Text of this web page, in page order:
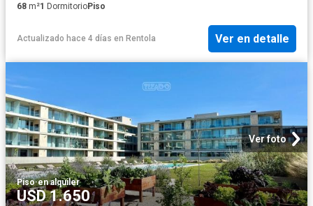
68 m²1 DormitorioPiso
Actualizado hace 4 días en Rentola Ver en detalle
Ver foto
Piso·en alquiler
USD 1.650